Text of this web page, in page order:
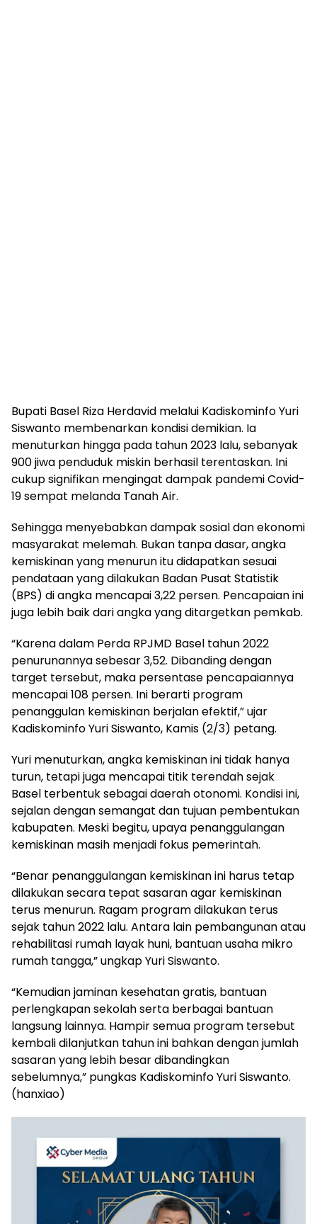
Bupati Basel Riza Herdavid melalui Kadiskominfo Yuri
Siswanto membenarkan kondisi demikian. Ia
menuturkan hingga pada tahun 2023 lalu, sebanyak
900 jiwa penduduk miskin berhasil terentaskan. Ini
cukup signifikan mengingat dampak pandemi Covid-
19 sempat melanda Tanah Air.
Sehingga menyebabkan dampak sosial dan ekonomi
masyarakat melemah. Bukan tanpa dasar, angka
kemiskinan yang menurun itu didapatkan sesuai
pendataan yang dilakukan Badan Pusat Statistik
(BPS) di angka mencapai 3,22 persen. Pencapaian ini
juga lebih baik dari angka yang ditargetkan pemkab.
“Karena dalam Perda RPJMD Basel tahun 2022
penurunannya sebesar 3,52. Dibanding dengan
target tersebut, maka persentase pencapaiannya
mencapai 108 persen. Ini berarti program
penanggulan kemiskinan berjalan efektif,” ujar
Kadiskominfo Yuri Siswanto, Kamis (2/3) petang.
Yuri menuturkan, angka kemiskinan ini tidak hanya
turun, tetapi juga mencapai titik terendah sejak
Basel terbentuk sebagai daerah otonomi. Kondisi ini,
sejalan dengan semangat dan tujuan pembentukan
kabupaten. Meski begitu, upaya penanggulangan
kemiskinan masih menjadi fokus pemerintah.
“Benar penanggulangan kemiskinan ini harus tetap
dilakukan secara tepat sasaran agar kemiskinan
terus menurun. Ragam program dilakukan terus
sejak tahun 2022 lalu. Antara lain pembangunan atau
rehabilitasi rumah layak huni, bantuan usaha mikro
rumah tangga,” ungkap Yuri Siswanto.
“Kemudian jaminan kesehatan gratis, bantuan
perlengkapan sekolah serta berbagai bantuan
langsung lainnya. Hampir semua program tersebut
kembali dilanjutkan tahun ini bahkan dengan jumlah
sasaran yang lebih besar dibandingkan
sebelumnya,” pungkas Kadiskominfo Yuri Siswanto.
(hanxiao)